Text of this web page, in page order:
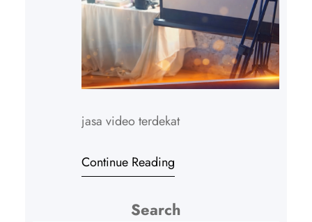
jasa video terdekat
Continue Reading
Search